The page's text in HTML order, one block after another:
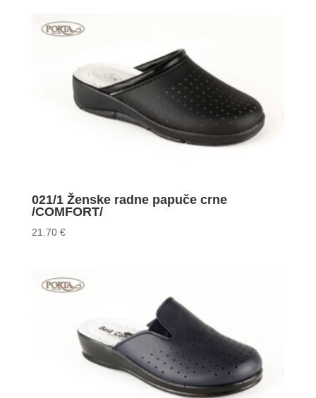
021/1 Ženske radne papuče crne
/COMFORT/
21.70 €